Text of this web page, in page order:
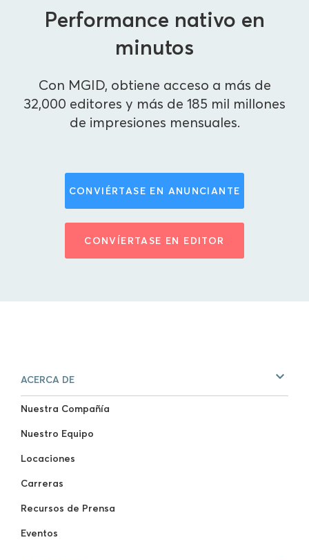
Performance nativo en
minutos
Con MGID, obtiene acceso a más de
32,000 editores y más de 185 mil millones
de impresiones mensuales.
CONVIÉRTASE EN ANUNCIANTE
CONVÍERTASE EN EDITOR
ACERCA DE
Nuestra Compañía
Nuestro Equipo
Locaciones
Carreras
Recursos de Prensa
Eventos